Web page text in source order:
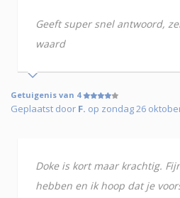
Geeft super snel antwoord,
waard
Getuigenis van 4
Geplaatst door F. op zondag 26
Doke is kort maar krachtig.
hebben en ik hoop dat je